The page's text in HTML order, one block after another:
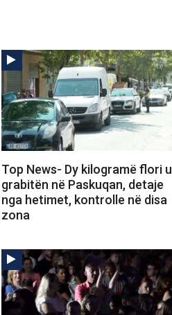
Top News- Dy kilogramë flori u
grabitën në Paskuqan, detaje
nga hetimet, kontrolle në disa
zona